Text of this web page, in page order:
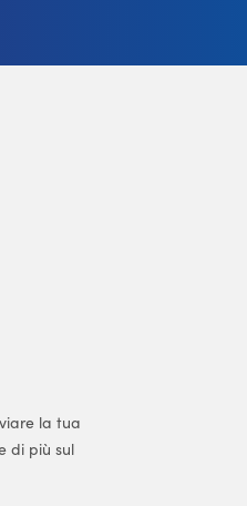
la tua
di più sul